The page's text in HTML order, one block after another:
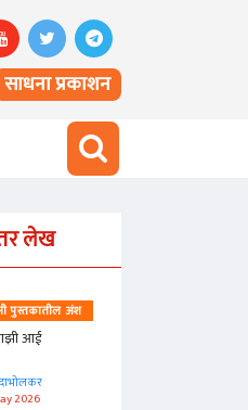
साधना प्रकाशन
लेख
पुस्तकातील अंश
आई
2026